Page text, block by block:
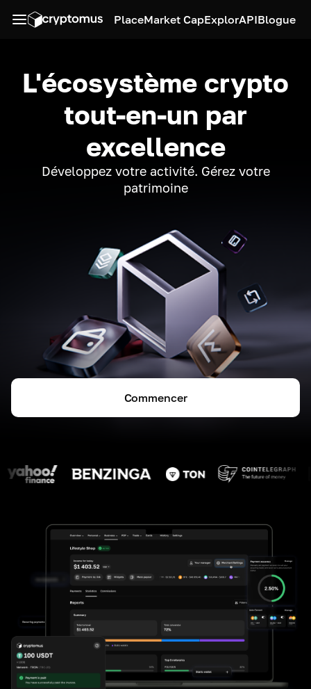
PlaceMarket CapExplorAPIBlogue
L'écosystème crypto
tout-en-un par
excellence
Développez votre activité. Gérez votre
patrimoine
Commencer